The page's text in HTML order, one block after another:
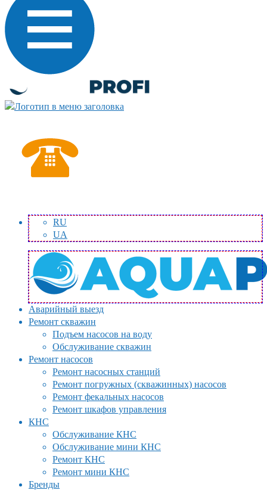
RU
UA
Аварийный выезд
Ремонт скважин
Подъем насосов на воду
Обслуживание скважин
Ремонт насосов
Ремонт насосных станций
Ремонт погружных (скважинных) насосов
Ремонт фекальных насосов
Ремонт шкафов управления
КНС
Обслуживание КНС
Обслуживание мини КНС
Ремонт КНС
Ремонт мини КНС
Бренды